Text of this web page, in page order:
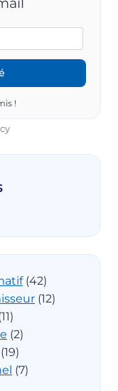
!
(42)
(12)
(2)
(19)
(7)